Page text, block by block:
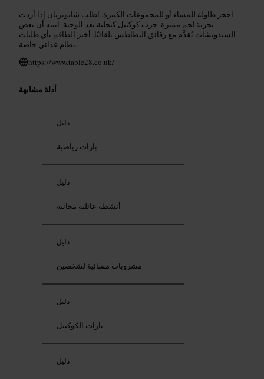
احجز طاولة للمساء أو للمجموعات الكبيرة. اطلب شاتوبريان إذا أردت
تجربة لحم مميزة. جرب كوكتيل كتحلية بعد الوجبة. انتبه أن بعض
السندويشات تُقدَّم مع رقائق البطاطس تلقائيًا. أخبر الطاقم بأي طلبات
نظام غذائي خاصة.
https://www.table28.co.uk/
أدلة مشابهة
دليل
بارات رياضية
دليل
أنشطة عائلية مجانية
دليل
مشروبات مسائية لشخصين
دليل
بارات الكوكتيل
دليل